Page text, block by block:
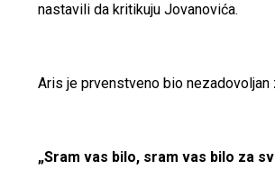
nastavili da kritikuju Jovanovića.
Aris je prvenstveno bio nezadovoljan
„Sram vas bilo, sram vas bilo za